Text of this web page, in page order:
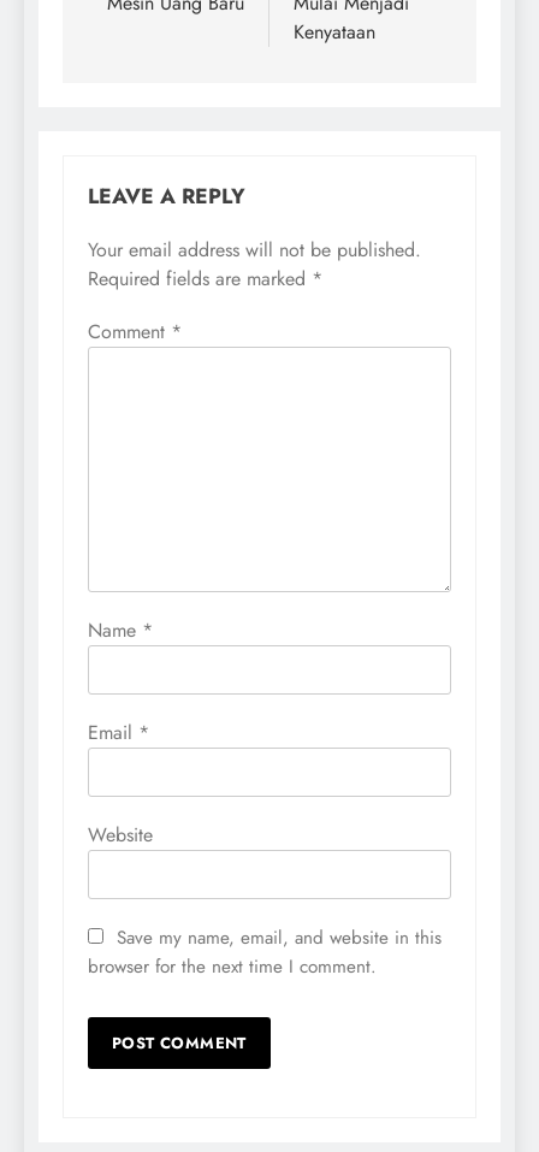
Kenyataan
LEAVE A REPLY
Your email address will not be published.
Required fields are marked *
Comment *
Name *
Email *
Website
Save my name, email, and website in this
browser for the next time I comment.